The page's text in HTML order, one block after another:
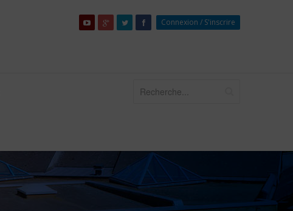
Connexion / S'inscrire